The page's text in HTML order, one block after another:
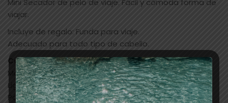
viajar.
Incluye de regalo: Funda para viaje.
Adecuado para todo tipo de cabello.
Características:
Mango compacto y plegable.
Ligero y silencioso.
Potencia: 1.000W.